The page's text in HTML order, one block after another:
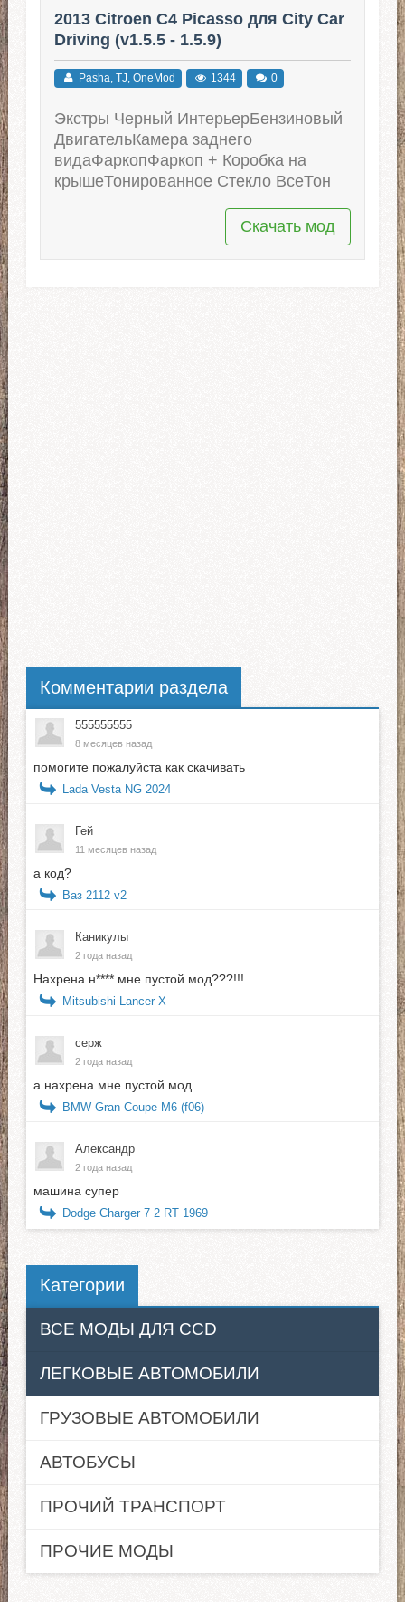
2013 Citroen C4 Picasso для City Car
Driving (v1.5.5 - 1.5.9)
Pasha, TJ, OneMod 1344 0
Экстры Черный ИнтерьерБензиновый
ДвигательКамера заднего
видаФаркопФаркоп + Коробка на
крышеТонированное Стекло ВсеТон
Скачать мод
Комментарии раздела
555555555
8 месяцев назад
помогите пожалуйста как скачивать
Lada Vesta NG 2024
Гей
11 месяцев назад
а код?
Ваз 2112 v2
Каникулы
2 года назад
Нахрена н**** мне пустой мод???!!!
Mitsubishi Lancer X
серж
2 года назад
а нахрена мне пустой мод
BMW Gran Coupe M6 (f06)
Александр
2 года назад
машина супер
Dodge Charger 7 2 RT 1969
Категории
ВСЕ МОДЫ ДЛЯ CCD
ЛЕГКОВЫЕ АВТОМОБИЛИ
ГРУЗОВЫЕ АВТОМОБИЛИ
АВТОБУСЫ
ПРОЧИЙ ТРАНСПОРТ
ПРОЧИЕ МОДЫ